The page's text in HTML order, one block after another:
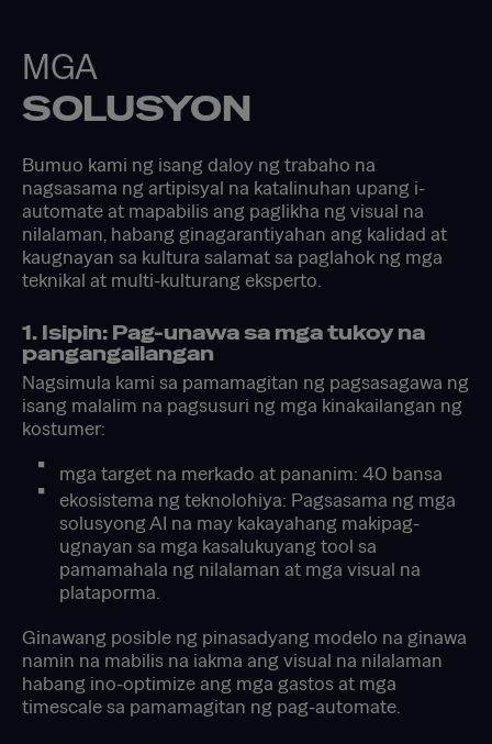
MGA
SOLUSYON
Bumuo kami ng isang daloy ng trabaho na
nagsasama ng artipisyal na katalinuhan upang i-
automate at mapabilis ang paglikha ng visual na
nilalaman, habang ginagarantiyahan ang kalidad at
kaugnayan sa kultura salamat sa paglahok ng mga
teknikal at multi-kulturang eksperto.
1. Isipin: Pag-unawa sa mga tukoy na
pangangailangan
Nagsimula kami sa pamamagitan ng pagsasagawa ng
isang malalim na pagsusuri ng mga kinakailangan ng
kostumer:
mga target na merkado at pananim: 40 bansa
ekosistema ng teknolohiya: Pagsasama ng mga
solusyong AI na may kakayahang makipag-
ugnayan sa mga kasalukuyang tool sa
pamamahala ng nilalaman at mga visual na
plataporma.
Ginawang posible ng pinasadyang modelo na ginawa
namin na mabilis na iakma ang visual na nilalaman
habang ino-optimize ang mga gastos at mga
timescale sa pamamagitan ng pag-automate.